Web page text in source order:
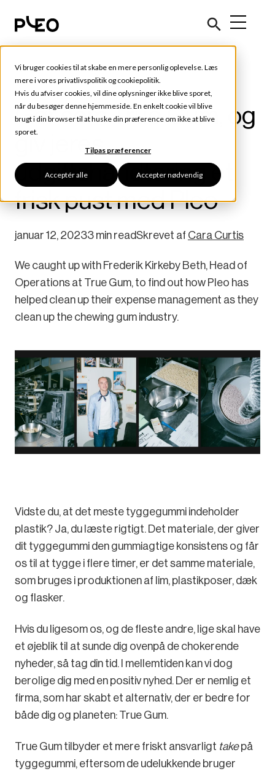
Vi bruger cookies til at skabe en mere personlig oplevelse. Læs
mere i vores privatlivspolitik og cookiepolitik.
Hvis du afviser cookies, vil dine oplysninger ikke blive sporet,
når du besøger denne hjemmeside. En enkelt cookie vil blive
brugt i din browser til at huske din præference om ikke at blive
sporet.
Tilpas præferencer
Acceptér alle Accepter nødvendig
Kundehistorier
Gør som True Gum, og
giv jeres
udgiftshåndtering et
frisk pust med Pleo
januar 12, 20233 min readSkrevet af Cara Curtis
We caught up with Frederik Kirkeby Beth, Head of
Operations at True Gum, to find out how Pleo has
helped clean up their expense management as they
clean up the chewing gum industry.
Vidste du, at det meste tyggegummi indeholder
plastik? Ja, du læste rigtigt. Det materiale, der giver
dit tyggegummi den gummiagtige konsistens og får
os til at tygge i flere timer, er det samme materiale,
som bruges i produktionen af ​​lim, plastikposer, dæk
og flasker.
Hvis du ligesom os, og de fleste andre, lige skal have
et øjeblik til at sunde dig ovenpå de chokerende
nyheder, så tag din tid. I mellemtiden kan vi dog
berolige dig med en positiv nyhed. Der er nemlig et
firma, som har skabt et alternativ, der er bedre for
både dig og planeten: True Gum.
True Gum tilbyder et mere friskt ansvarligt takepå
tyggegummi, eftersom de udelukkende bruger